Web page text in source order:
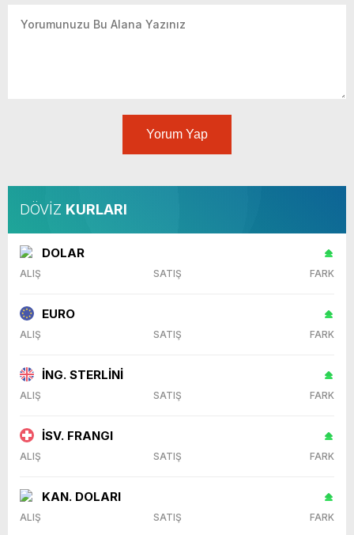
Yorum Yap
DÖVİZ KURLARI
DOLAR
ALIŞ SATIŞ FARK
EURO
ALIŞ SATIŞ FARK
İNG. STERLİNİ
ALIŞ SATIŞ FARK
İSV. FRANGI
ALIŞ SATIŞ FARK
KAN. DOLARI
ALIŞ SATIŞ FARK